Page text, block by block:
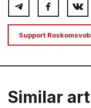
Support
Similar